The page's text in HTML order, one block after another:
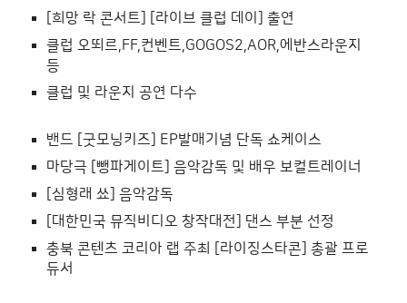
[희망 락 콘서트] [라이브 클럽 데이] 출연
클럽 오뙤르,FF,컨벤트,GOGOS2,AOR,에반스라운지
등
클럽 및 라운지 공연 다수
밴드 [굿모닝키즈] EP발매기념 단독 쇼케이스
마당극 [뺑파게이트] 음악감독 및 배우 보컬트레이너
[심형래 쑈] 음악감독
[대한민국 뮤직비디오 창작대전] 댄스 부분 선정
충북 콘텐츠 코리아 랩 주최 [라이징스타콘] 총괄 프로
듀서